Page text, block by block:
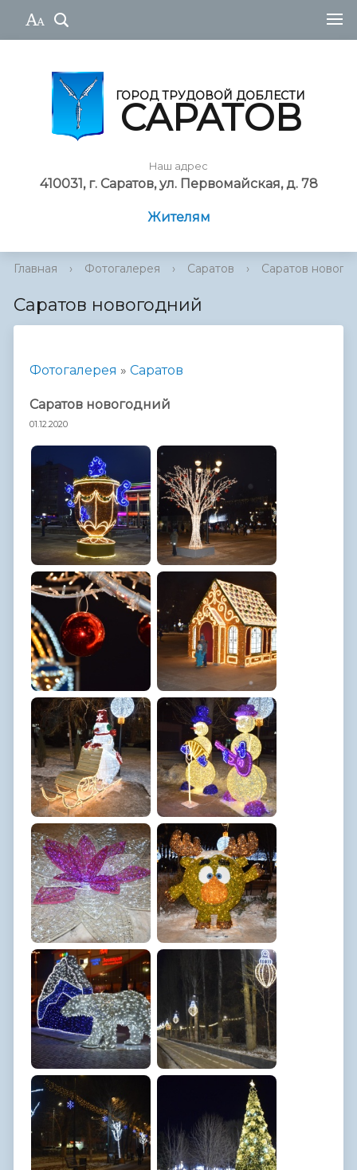
ГОРОД ТРУДОВОЙ ДОБЛЕСТИ
САРАТОВ
Наш адрес
410031, г. Саратов, ул. Первомайская, д. 78
Жителям
Главная › Фотогалерея › Саратов › Саратов
Саратов новогодний
Фотогалерея » Саратов
Саратов новогодний
01.12.2020